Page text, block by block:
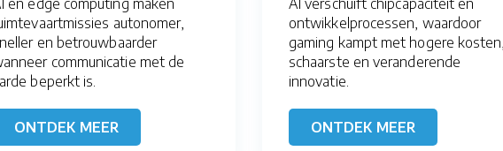
autonomer,
en betrouwbaarder
communicatie met de
beperkt is.
ONTDEK MEER
ontwikkelprocessen, waardoor
gaming kampt met hogere
schaarste en veranderende
innovatie.
ONTDEK MEER